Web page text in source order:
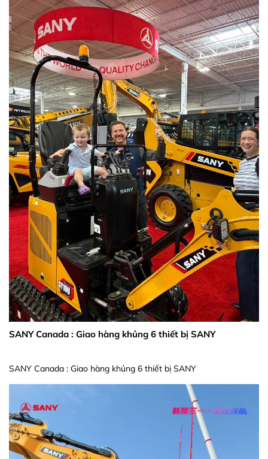
SANY Canada : Giao hàng khủng 6 thiết bị SANY
SANY Canada : Giao hàng khủng 6 thiết bị SANY